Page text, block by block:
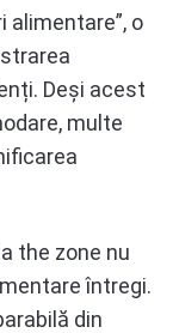
alimentare”, o
Deși acest
multe
the zone nu
întregi.
din